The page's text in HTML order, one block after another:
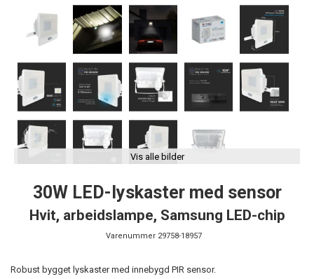
Vis alle bilder
30W LED-lyskaster med sensor
Hvit, arbeidslampe, Samsung LED-chip
Varenummer 29758-18957
Robust bygget lyskaster med innebygd PIR sensor.